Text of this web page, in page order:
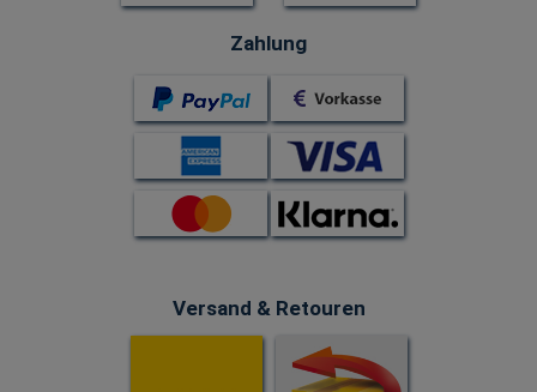
Zahlung
Versand & Retouren